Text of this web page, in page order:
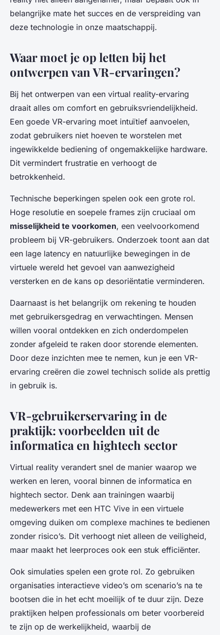
belangrijke mate het succes en de verspreiding van
deze technologie in onze maatschappij.
Waar moet je op letten bij het
ontwerpen van VR-ervaringen?
Bij het ontwerpen van een virtual reality-ervaring
draait alles om comfort en gebruiksvriendelijkheid.
Een goede VR-ervaring moet intuïtief aanvoelen,
zodat gebruikers niet hoeven te worstelen met
ingewikkelde bediening of ongemakkelijke hardware.
Dit vermindert frustratie en verhoogt de
betrokkenheid.
Technische beperkingen spelen ook een grote rol.
Hoge resolutie en soepele frames zijn cruciaal om
misselijkheid te voorkomen, een veelvoorkomend
probleem bij VR-gebruikers. Onderzoek toont aan dat
een lage latency en natuurlijke bewegingen in de
virtuele wereld het gevoel van aanwezigheid
versterken en de kans op desoriëntatie verminderen.
Daarnaast is het belangrijk om rekening te houden
met gebruikersgedrag en verwachtingen. Mensen
willen vooral ontdekken en zich onderdompelen
zonder afgeleid te raken door storende elementen.
Door deze inzichten mee te nemen, kun je een VR-
ervaring creëren die zowel technisch solide als prettig
in gebruik is.
VR-gebruikerservaring in de
praktijk: voorbeelden uit de
informatica en hightech sector
Virtual reality verandert snel de manier waarop we
werken en leren, vooral binnen de informatica en
hightech sector. Denk aan trainingen waarbij
medewerkers met een HTC Vive in een virtuele
omgeving duiken om complexe machines te bedienen
zonder risico’s. Dit verhoogt niet alleen de veiligheid,
maar maakt het leerproces ook een stuk efficiënter.
Ook simulaties spelen een grote rol. Zo gebruiken
organisaties interactieve video’s om scenario’s na te
bootsen die in het echt moeilijk of te duur zijn. Deze
praktijken helpen professionals om beter voorbereid
te zijn op de werkelijkheid, waarbij de